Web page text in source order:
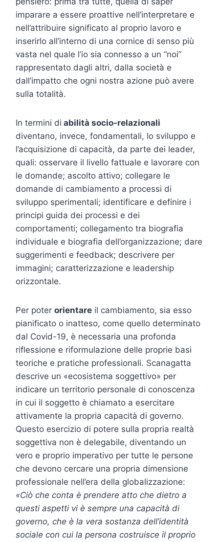
imparare a essere proattive nell’interpretare e
nell’attribuire significato al proprio lavoro e
inserirlo all’interno di una cornice di senso più
vasta nel quale l’io sia connesso a un “noi”
rappresentato dagli altri, dalla società e
dall’impatto che ogni nostra azione può avere
sulla totalità.
In termini di abilità socio-relazionali
diventano, invece, fondamentali, lo sviluppo e
l’acquisizione di capacità, da parte dei leader,
quali: osservare il livello fattuale e lavorare con
le domande; ascolto attivo; collegare le
domande di cambiamento a processi di
sviluppo sperimentali; identificare e definire i
principi guida dei processi e dei
comportamenti; collegamento tra biografia
individuale e biografia dell’organizzazione; dare
suggerimenti e feedback; descrivere per
immagini; caratterizzazione e leadership
orizzontale.
Per poter orientare il cambiamento, sia esso
pianificato o inatteso, come quello determinato
dal Covid-19, è necessaria una profonda
riflessione e riformulazione delle proprie basi
teoriche e pratiche professionali. Scanagatta
descrive un «ecosistema soggettivo» per
indicare un territorio personale di conoscenza
in cui il soggetto è chiamato a esercitare
attivamente la propria capacità di governo.
Questo esercizio di potere sulla propria realtà
soggettiva non è delegabile, diventando un
vero e proprio imperativo per tutte le persone
che devono cercare una propria dimensione
professionale nell’era della globalizzazione:
«Ciò che conta è prendere atto che dietro a
questi aspetti vi è sempre una capacità di
governo, che è la vera sostanza dell’identità
sociale con cui la persona costruisce il proprio